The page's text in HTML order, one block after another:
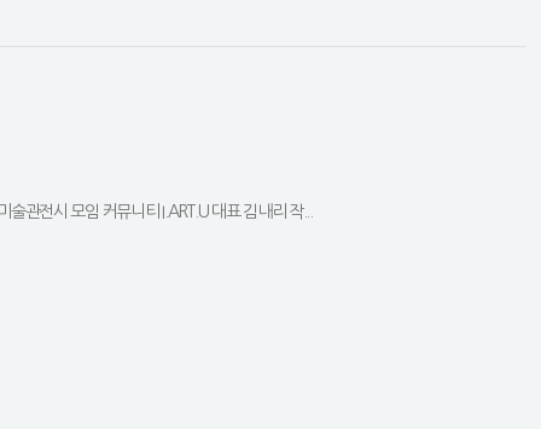
관전시 모임 커뮤니티 I.ART.U 대표 김내리 작...